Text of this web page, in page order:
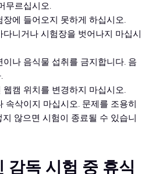
무르십시오.
장에 들어오지 못하게 하십시오.
다니거나 시험장을 벗어나지 마십시
나 음식물 섭취를 금지합니다. 음
웹캠 위치를 변경하지 마십시오.
속삭이지 마십시오. 문제를 조용히
지 않으면 시험이 종료될 수 있습니
감독 시험 중 휴식